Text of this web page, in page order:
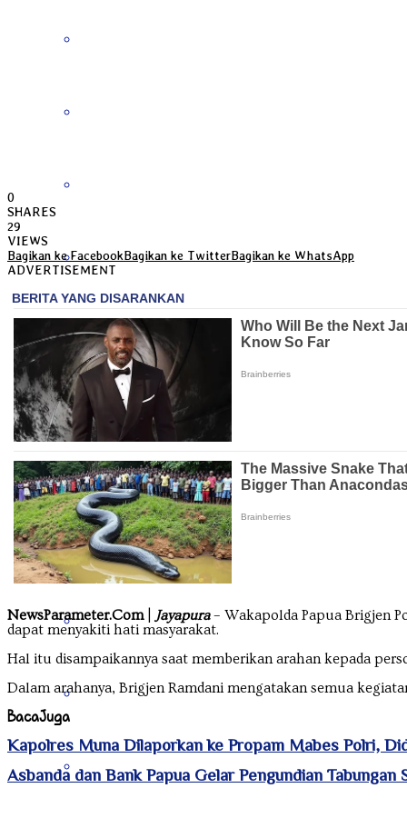
Kalimantan Barat
Kalimantan Selatan
Kalimantan Tengah
Kalimantan Timur
Kalimantan Utara
Kepulauan Riau
Lampung
Maluku
0
SHARES
29
VIEWS
Bagikan ke FacebookBagikan ke TwitterBagikan ke WhatsApp
ADVERTISEMENT
NewsParameter.Com| Jayapura– Wakapolda Papua Brigjen
dapat menyakiti hati masyarakat.
Hal itu disampaikannya saat memberikan arahan kepada
Dalam arahanya, Brigjen Ramdani mengatakan semua
BacaJuga
Kapolres Muna Dilaporkan ke Propam Mabes Polri,
Asbanda dan Bank Papua Gelar Pengundian